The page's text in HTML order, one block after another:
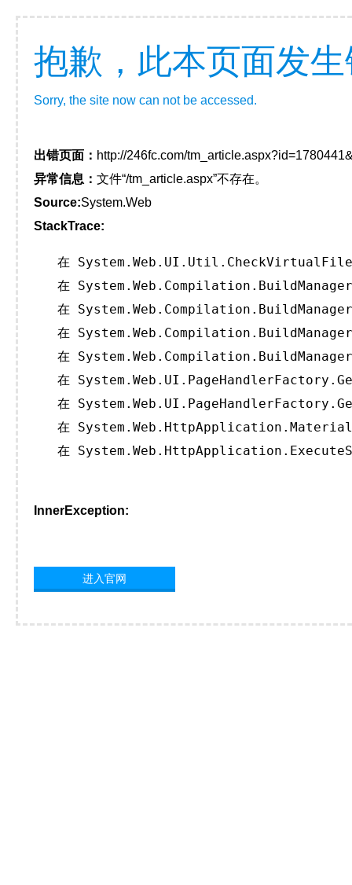
抱歉，此本页面发
Sorry, the site now can not be accessed.
出错页面： http://246fc.com/
异常信息： 文件“/tm_article.aspx”不存在。
Source:System.Web
StackTrace:
在
在
在
在
在
在
在
在
在
InnerException:
进入官网